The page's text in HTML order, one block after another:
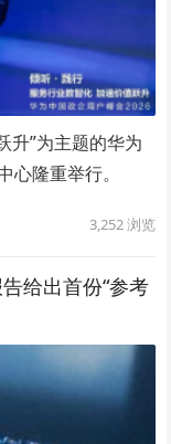
升”为主题的华为
隆重举行。
3,252浏览
给出首份“参考